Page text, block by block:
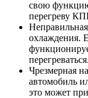
свою
перегреву
охлаждения.
перегреваться.
Чрезмерная
автомобиль
это может